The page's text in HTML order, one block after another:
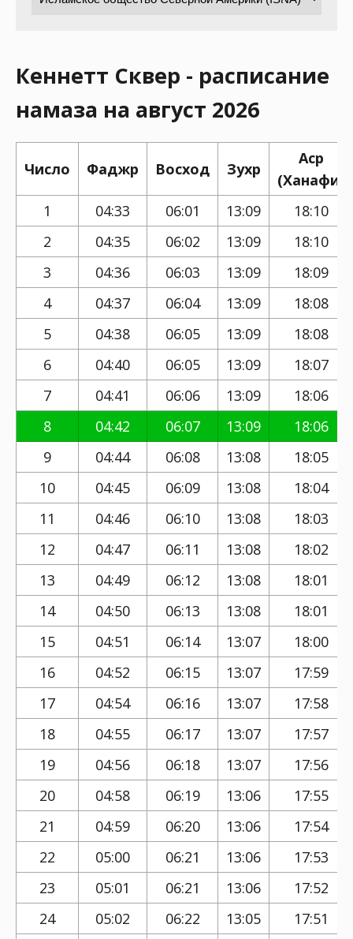
Кеннетт Сквер - расписание
намаза на август 2026
Число Фаджр Восход Зухр
Аср
(Ханафи)
1
04:33 06:01 13:09
18:10
2
04:35 06:02 13:09
18:10
3
04:36 06:03 13:09
18:09
4
04:37 06:04 13:09
18:08
5
04:38 06:05 13:09
18:08
6
04:40 06:05 13:09
18:07
7
04:41 06:06 13:09
18:06
8
04:42 06:07 13:09
18:06
9
04:44 06:08 13:08
18:05
10
04:45 06:09 13:08
18:04
11
04:46 06:10 13:08
18:03
12
04:47 06:11 13:08
18:02
13
04:49 06:12 13:08
18:01
14
04:50 06:13 13:08
18:01
15
04:51 06:14 13:07
18:00
16
04:52 06:15 13:07
17:59
17
04:54 06:16 13:07
17:58
18
04:55 06:17 13:07
17:57
19
04:56 06:18 13:07
17:56
20
04:58 06:19 13:06
17:55
21
04:59 06:20 13:06
17:54
22
05:00 06:21 13:06
17:53
23
05:01 06:21 13:06
17:52
24
05:02 06:22 13:05 17:51